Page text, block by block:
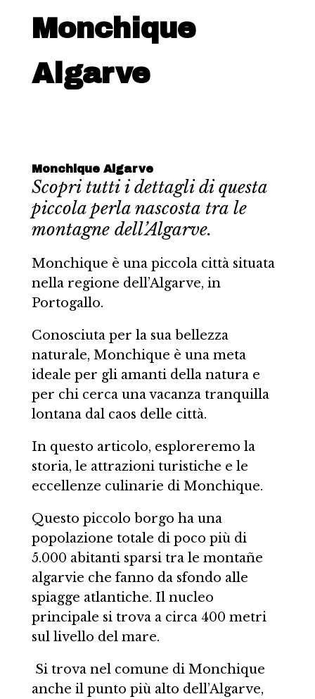
Monchique
Algarve
Monchique Algarve
Scopri tutti i dettagli di questa
piccola perla nascosta tra le
montagne dell’Algarve.
Monchique è una piccola città situata
nella regione dell’Algarve, in
Portogallo.
Conosciuta per la sua bellezza
naturale, Monchique è una meta
ideale per gli amanti della natura e
per chi cerca una vacanza tranquilla
lontana dal caos delle città.
In questo articolo, esploreremo la
storia, le attrazioni turistiche e le
eccellenze culinarie di Monchique.
Questo piccolo borgo ha una
popolazione totale di poco più di
5.000 abitanti sparsi tra le montañe
algarvie che fanno da sfondo alle
spiagge atlantiche. Il nucleo
principale si trova a circa 400 metri
sul livello del mare.
Si trova nel comune di Monchique
anche il punto più alto dell’Algarve,